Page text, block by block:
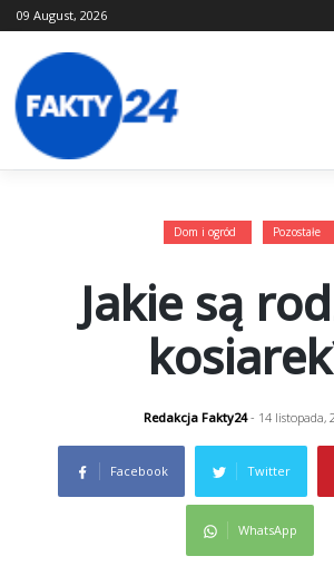
Skip
to
09 August, 2026
Dom i ogród Pozostałe
Jakie są
Redakcja Fakty24- 14 listopada,
Facebook Twitter
WhatsApp